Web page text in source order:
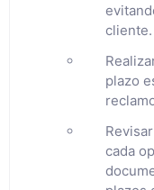
cliente.
plazo
cada